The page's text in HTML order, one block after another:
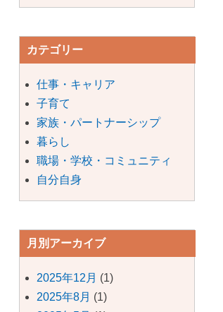
カテゴリー
仕事・キャリア
子育て
家族・パートナーシップ
暮らし
職場・学校・コミュニティ
自分自身
月別アーカイブ
2025年12月 (1)
2025年8月 (1)